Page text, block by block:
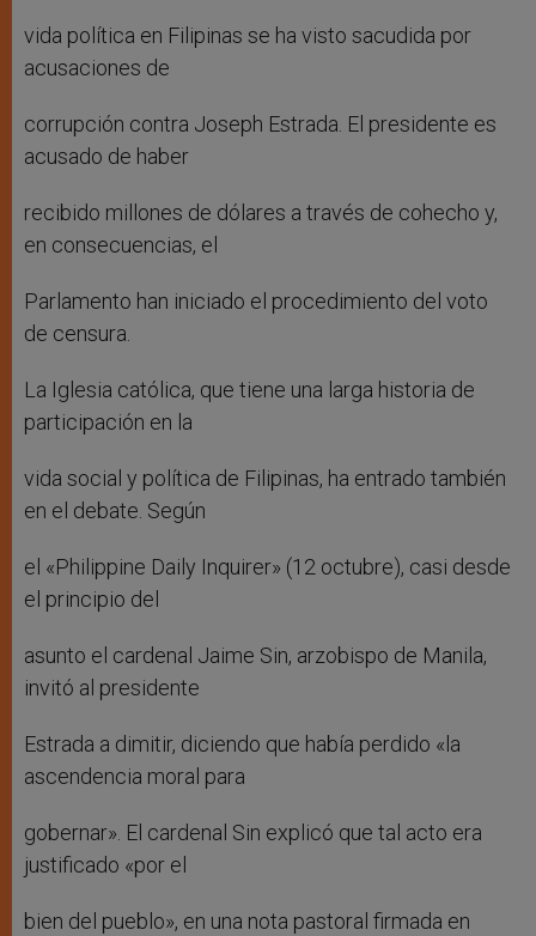
vida política en Filipinas se ha visto sacudida por
acusaciones de
corrupción contra Joseph Estrada. El presidente es
acusado de haber
recibido millones de dólares a través de cohecho y,
en consecuencias, el
Parlamento han iniciado el procedimiento del voto
de censura.
La Iglesia católica, que tiene una larga historia de
participación en la
vida social y política de Filipinas, ha entrado también
en el debate. Según
el «Philippine Daily Inquirer» (12 octubre), casi desde
el principio del
asunto el cardenal Jaime Sin, arzobispo de Manila,
invitó al presidente
Estrada a dimitir, diciendo que había perdido «la
ascendencia moral para
gobernar». El cardenal Sin explicó que tal acto era
justificado «por el
bien del pueblo», en una nota pastoral firmada en